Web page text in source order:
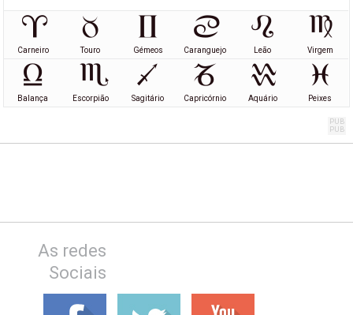
Carneiro Touro Gémeos Caranguejo Leão Virgem
Balança Escorpião Sagitário Capricórnio Aquário Peixes
As redes
Sociais